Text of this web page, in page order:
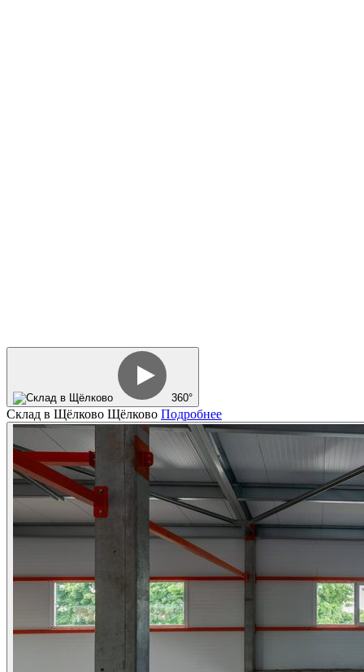
360°
Склад в Щёлково Щёлково Подробнее